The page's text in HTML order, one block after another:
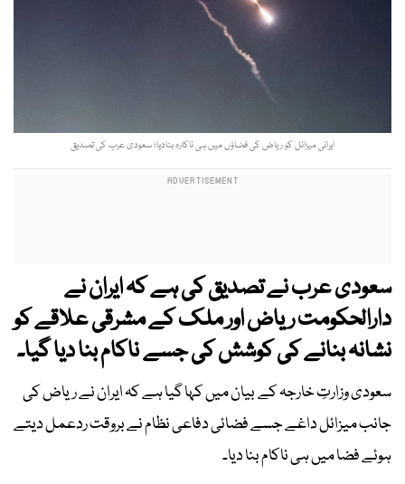
ایرانی میزائل کو ریاض کی فضاؤں میں ہی ناکارہ بنادیا؛ سعودی عرب کی تصدیق
سعودی عرب نے تصدیق کی ہے کہ ایران نے
دارالحکومت ریاض اور ملک کے مشرقی علاقے کو
نشانہ بنانے کی کوشش کی جسے ناکام بنا دیا گیا۔
سعودی وزارتِ خارجہ کے بیان میں کہا گیا ہے کہ ایران نے ریاض کی
جانب میزائل داغے جسے فضائی دفاعی نظام نے بروقت ردعمل دیتے
ہوئے فضا میں ہی ناکام بنا دیا۔